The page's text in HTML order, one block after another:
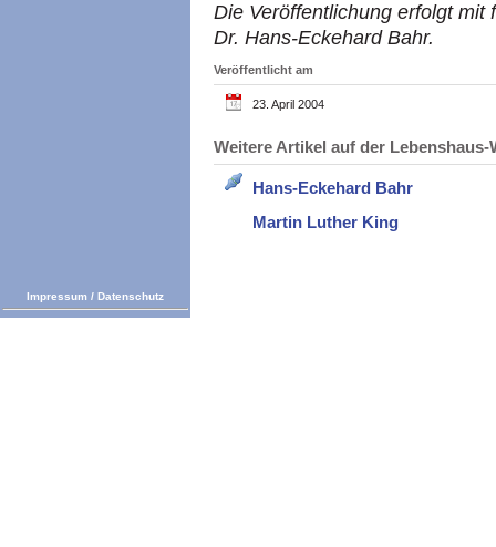
Die Veröffentlichung erfolgt mit
Dr. Hans-Eckehard Bahr.
Veröffentlicht am
23. April 2004
Weitere Artikel auf der
Hans-Eckehard Bahr
Martin Luther King
Impressum / Datenschutz